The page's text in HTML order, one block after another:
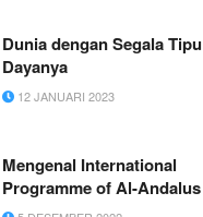
Dunia dengan Segala Tipu
Dayanya
12 JANUARI 2023
Mengenal International
Programme of Al-Andalus